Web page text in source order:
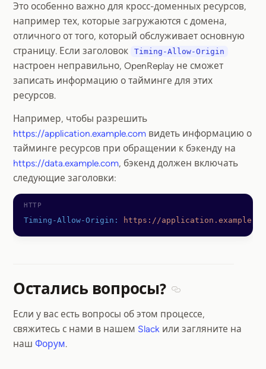
Это особенно важно для кросс-доменных ресурсов,
например тех, которые загружаются с домена,
отличного от того, который обслуживает основную
страницу. Если заголовок
Timing-Allow-Origin
настроен неправильно, OpenReplay не сможет
записать информацию о тайминге для этих
ресурсов.
Например, чтобы разрешить
https://application.example.com видеть информацию о
тайминге ресурсов при обращении к бэкенду на
https://data.example.com, бэкенд должен включать
следующие заголовки:
Timing-Allow-Origin: https://
Остались вопросы?
Если у вас есть вопросы об этом процессе,
свяжитесь с нами в нашем Slack или загляните на
наш Форум.